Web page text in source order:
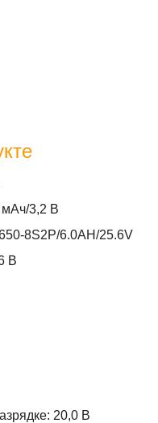
мАч/3,2 В
8S2P/6.0AH/25.6V
В
20,0 В